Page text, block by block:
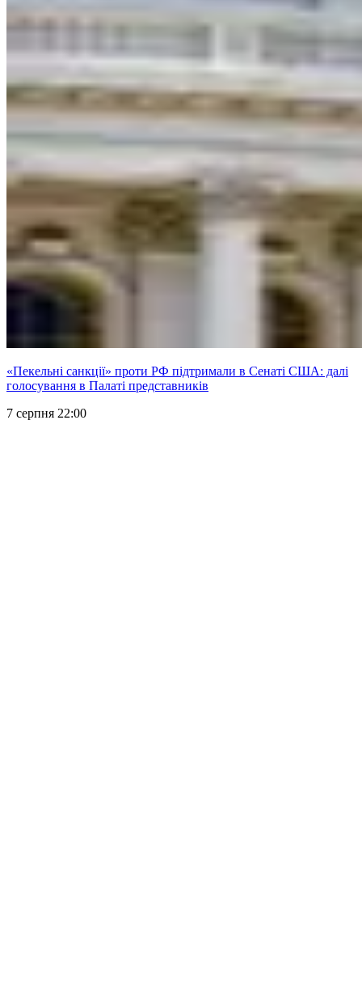
«Пекельні санкції» проти РФ підтримали в Сенаті США: далі
голосування в Палаті представників
7 серпня 22:00